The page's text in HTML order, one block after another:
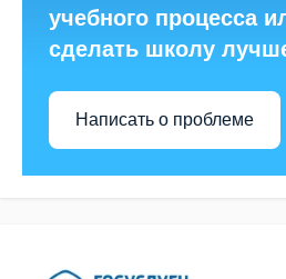
учебного процесса
сделать школу
Написать о проблеме